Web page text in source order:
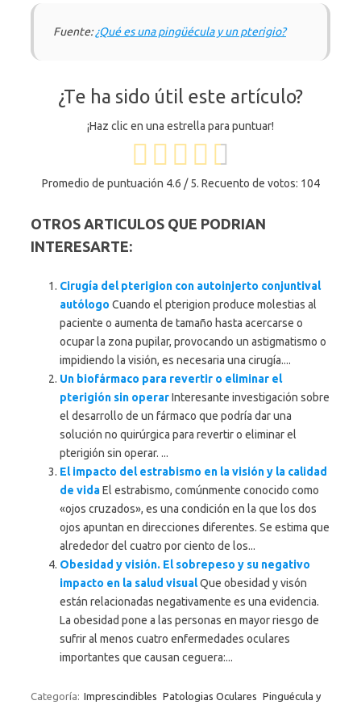
Fuente:¿Qué es una pingüécula y un pterigio?
¿Te ha sido útil este artículo?
¡Haz clic en una estrella para puntuar!
Promedio de puntuación 4.6 / 5. Recuento de votos: 104
OTROS ARTICULOS QUE PODRIAN
INTERESARTE:
Cirugía del pterigion con autoinjerto conjuntival
autólogo Cuando el pterigion produce molestias al
paciente o aumenta de tamaño hasta acercarse o
ocupar la zona pupilar, provocando un astigmatismo o
impidiendo la visión, es necesaria una cirugía....
Un biofármaco para revertir o eliminar el
pterigión sin operarInteresante investigación sobre
el desarrollo de un fármaco que podría dar una
solución no quirúrgica para revertir o eliminar el
pterigión sin operar. ...
El impacto del estrabismo en la visión y la calidad
de vidaEl estrabismo, comúnmente conocido como
«ojos cruzados», es una condición en la que los dos
ojos apuntan en direcciones diferentes. Se estima que
alrededor del cuatro por ciento de los...
Obesidad y visión. El sobrepeso y su negativo
impacto en la salud visualQue obesidad y visón
están relacionadas negativamente es una evidencia.
La obesidad pone a las personas en mayor riesgo de
sufrir al menos cuatro enfermedades oculares
importantes que causan ceguera:...
Categoría: Imprescindibles Patologias Oculares Pinguécula y